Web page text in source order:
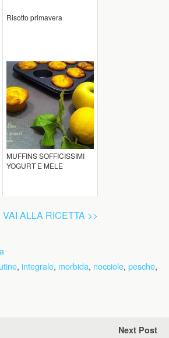
Risotto primavera
MUFFINS SOFFICISSIMI
YOGURT E MELE
VAI ALLA RICETTA >>
, integrale, morbida, nocciole, pesche,
Next Post